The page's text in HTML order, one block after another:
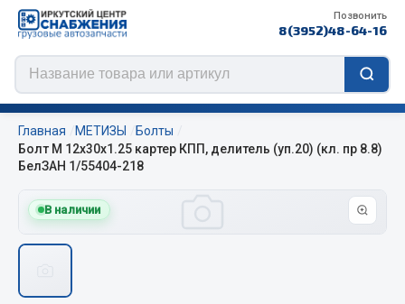
Позвонить
8(3952)48-64-16
ЦЕПИ РОССИЯ
Изготовление цепей на колеса BOHU
Главная МЕТИЗЫ
Болты
Болт М 12х30х1.25 картер КПП, делитель (уп.20) (кл. пр 8.8)
БелЗАН 1/55404-218
В наличии